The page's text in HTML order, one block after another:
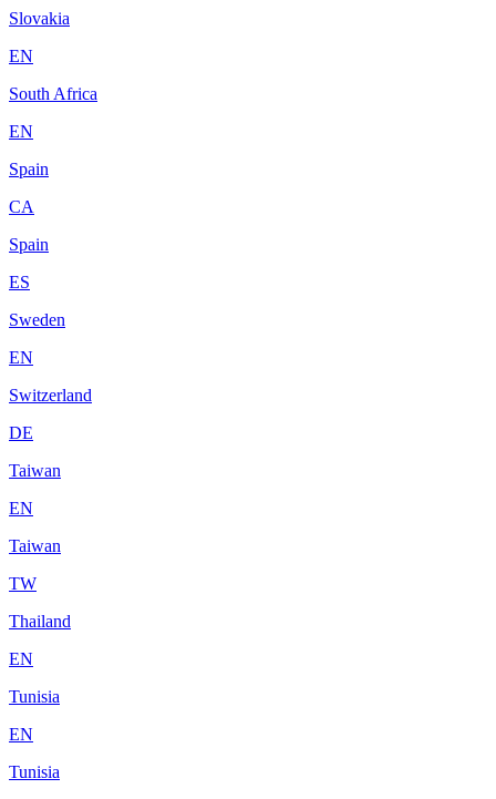
Slovakia
EN
South Africa
EN
Spain
CA
Spain
ES
Sweden
EN
Switzerland
DE
Taiwan
EN
Taiwan
TW
Thailand
EN
Tunisia
EN
Tunisia